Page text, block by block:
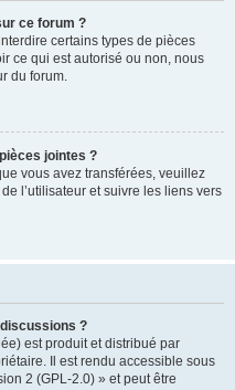
ce forum ?
certains types de pièces
ce qui est autorisé ou non, nous
du forum.
jointes ?
vous avez transférées, veuillez
l’utilisateur et suivre les liens vers
?
est produit et distribué par
Il est rendu accessible sous
2 (GPL-2.0) » et peut être